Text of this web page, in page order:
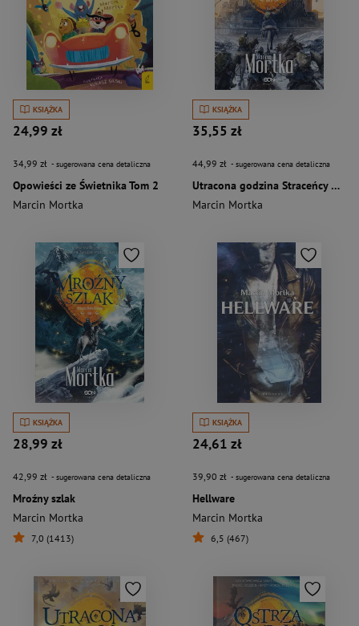
KSIĄŻKA
24,99 zł
34,99 zł - sugerowana cena detaliczna
Opowieści ze Świetnika Tom 2
Marcin Mortka
KSIĄŻKA
35,55 zł
44,99 zł - sugerowana cena detaliczna
Utracona godzina Straceńcy Madsa Voortena Tom 2
Marcin Mortka
KSIĄŻKA
28,99 zł
42,99 zł - sugerowana cena detaliczna
Mroźny szlak
Marcin Mortka
7,0 (1413)
KSIĄŻKA
24,61 zł
39,90 zł - sugerowana cena detaliczna
Hellware
Marcin Mortka
6,5 (467)